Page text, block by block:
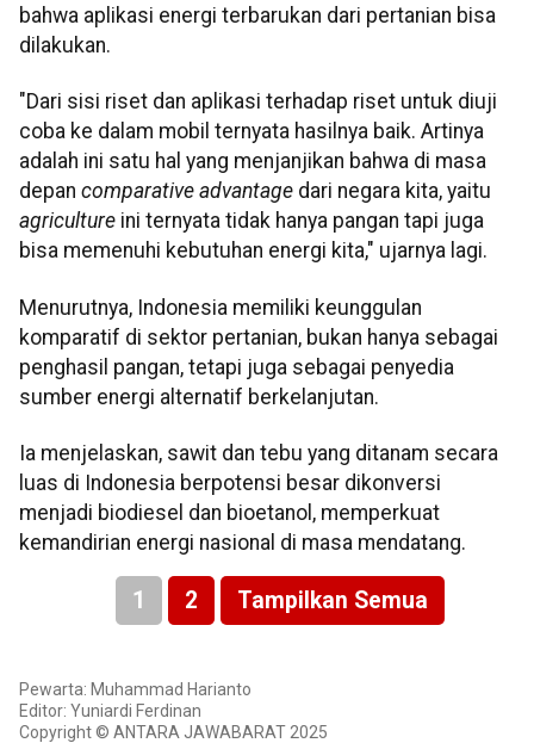
bahwa aplikasi energi terbarukan dari pertanian bisa
dilakukan.
"Dari sisi riset dan aplikasi terhadap riset untuk diuji
coba ke dalam mobil ternyata hasilnya baik. Artinya
adalah ini satu hal yang menjanjikan bahwa di masa
depan comparative advantage dari negara kita, yaitu
agriculture ini ternyata tidak hanya pangan tapi juga
bisa memenuhi kebutuhan energi kita," ujarnya lagi.
Menurutnya, Indonesia memiliki keunggulan
komparatif di sektor pertanian, bukan hanya sebagai
penghasil pangan, tetapi juga sebagai penyedia
sumber energi alternatif berkelanjutan.
Ia menjelaskan, sawit dan tebu yang ditanam secara
luas di Indonesia berpotensi besar dikonversi
menjadi biodiesel dan bioetanol, memperkuat
kemandirian energi nasional di masa mendatang.
1 2 Tampilkan Semua
Pewarta: Muhammad Harianto
Editor: Yuniardi Ferdinan
Copyright © ANTARA JAWABARAT 2025